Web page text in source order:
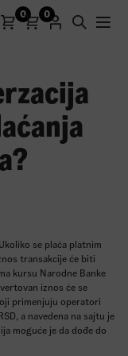
0 0
se plaća platnim
transakcije će biti
kursu Narodne Banke
iznos će se
primenjuju operatori
a navedena na sajtu je
moguće je da dođe do
kod sa 25%